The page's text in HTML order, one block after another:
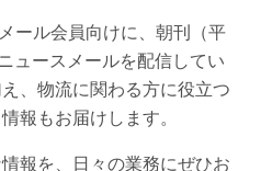
ール会員向けに、朝刊（平
ュースメールを配信してい
、物流に関わる方に役立つ
報もお届けします。
報を、日々の業務にぜひお